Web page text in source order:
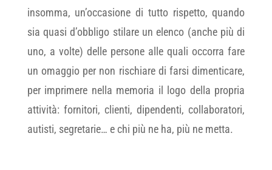
insomma, un’occasione di tutto rispetto, quando
sia quasi d’obbligo stilare un elenco (anche più di
uno, a volte) delle persone alle quali occorra fare
un omaggio per non rischiare di farsi dimenticare,
per imprimere nella memoria il logo della propria
attività: fornitori, clienti, dipendenti, collaboratori,
autisti, segretarie… e chi più ne ha, più ne metta.